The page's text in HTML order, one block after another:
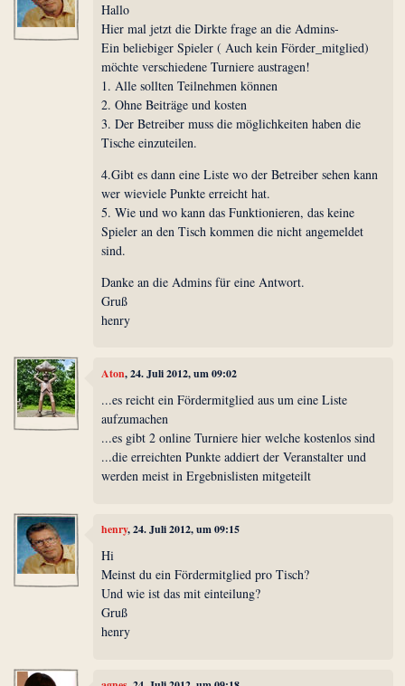
Hallo
Hier mal jetzt die Dirkte frage an die Admins-
Ein beliebiger Spieler ( Auch kein Förder_mitglied)
möchte verschiedene Turniere austragen!
1. Alle sollten Teilnehmen können
2. Ohne Beiträge und kosten
3. Der Betreiber muss die möglichkeiten haben die
Tische einzuteilen.
4.Gibt es dann eine Liste wo der Betreiber sehen kann
wer wieviele Punkte erreicht hat.
5. Wie und wo kann das Funktionieren, das keine
Spieler an den Tisch kommen die nicht angemeldet
sind.
Danke an die Admins für eine Antwort.
Gruß
henry
Aton, 24. Juli 2012, um 09:02
...es reicht ein Fördermitglied aus um eine Liste
aufzumachen
...es gibt 2 online Turniere hier welche kostenlos sind
...die erreichten Punkte addiert der Veranstalter und
werden meist in Ergebnislisten mitgeteilt
henry, 24. Juli 2012, um 09:15
Hi
Meinst du ein Fördermitglied pro Tisch?
Und wie ist das mit einteilung?
Gruß
henry